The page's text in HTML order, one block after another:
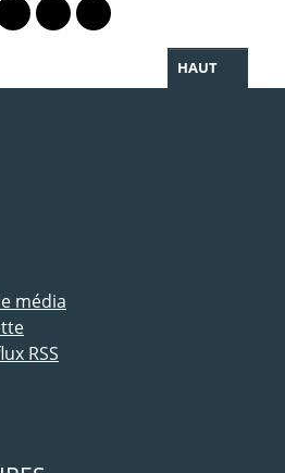
Bluesky
le profil Instagram
vers le profil Linkedin
Lien vers le profil Facebook
Lien vers le profil Twitter
Partager par WhatsApp
HAUT
média
RSS